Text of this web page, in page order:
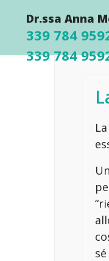
Dr.ssa Anna
339 784
339 784
La